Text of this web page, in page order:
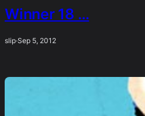
Winner 18 …
slip·Sep 5, 2012